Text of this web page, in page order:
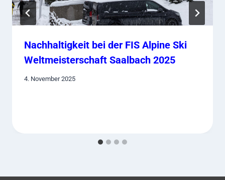
Nachhaltigkeit bei der FIS Alpine Ski
Weltmeisterschaft Saalbach 2025
4. November 2025